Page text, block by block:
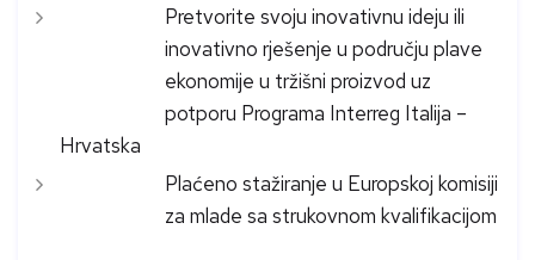
Pretvorite svoju inovativnu ideju ili
inovativno rješenje u području plave
ekonomije u tržišni proizvod uz
potporu Programa Interreg Italija –
Hrvatska
Plaćeno stažiranje u Europskoj komisiji
za mlade sa strukovnom kvalifikacijom